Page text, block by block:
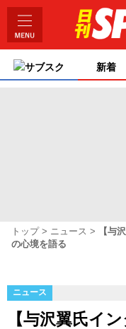
サブスク 新着
トップ ニュース
【与
の心境を語る
ニュース
【与沢翼氏イ